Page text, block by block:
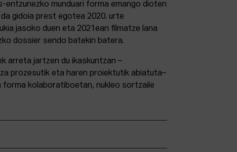
entzunezko munduari forma emango dioten
gidoia prest egotea 2020. urte
jasoko duen eta 2021ean filmatze lana
dossier sendo batekin batera.
arreta jartzen du ikaskuntzan –
prozesutik eta haren proiektutik abiatuta–
forma kolaboratiboetan, nukleo sortzaile